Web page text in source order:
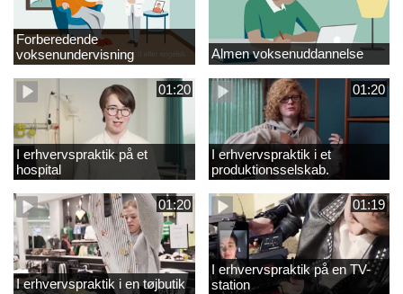
Forberedende
voksenundervisning
Almen voksenuddannelse
01:20
I erhvervspraktik på et
hospital
01:20
I erhvervspraktik i et
produktionsselskab.
01:20
I erhvervspraktik i en tøjbutik
01:19
I erhvervspraktik på en TV-
station